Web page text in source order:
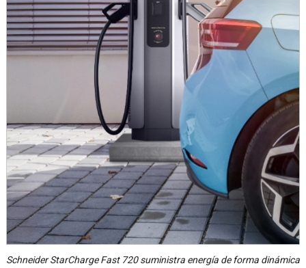
Schneider StarCharge Fast 720 suministra energía de forma dinámica